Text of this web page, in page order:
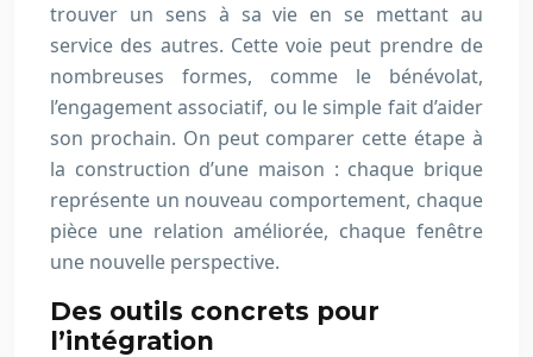
trouver un sens à sa vie en se mettant au
service des autres. Cette voie peut prendre de
nombreuses formes, comme le bénévolat,
l’engagement associatif, ou le simple fait d’aider
son prochain. On peut comparer cette étape à
la construction d’une maison : chaque brique
représente un nouveau comportement, chaque
pièce une relation améliorée, chaque fenêtre
une nouvelle perspective.
Des outils concrets pour
l’intégration